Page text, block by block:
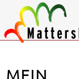
MEIN